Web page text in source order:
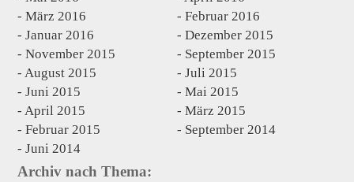
März 2016
Februar 2016
Januar 2016
Dezember 2015
November 2015
September 2015
August 2015
Juli 2015
Juni 2015
Mai 2015
April 2015
März 2015
Februar 2015
September 2014
Juni 2014
Archiv nach Thema: